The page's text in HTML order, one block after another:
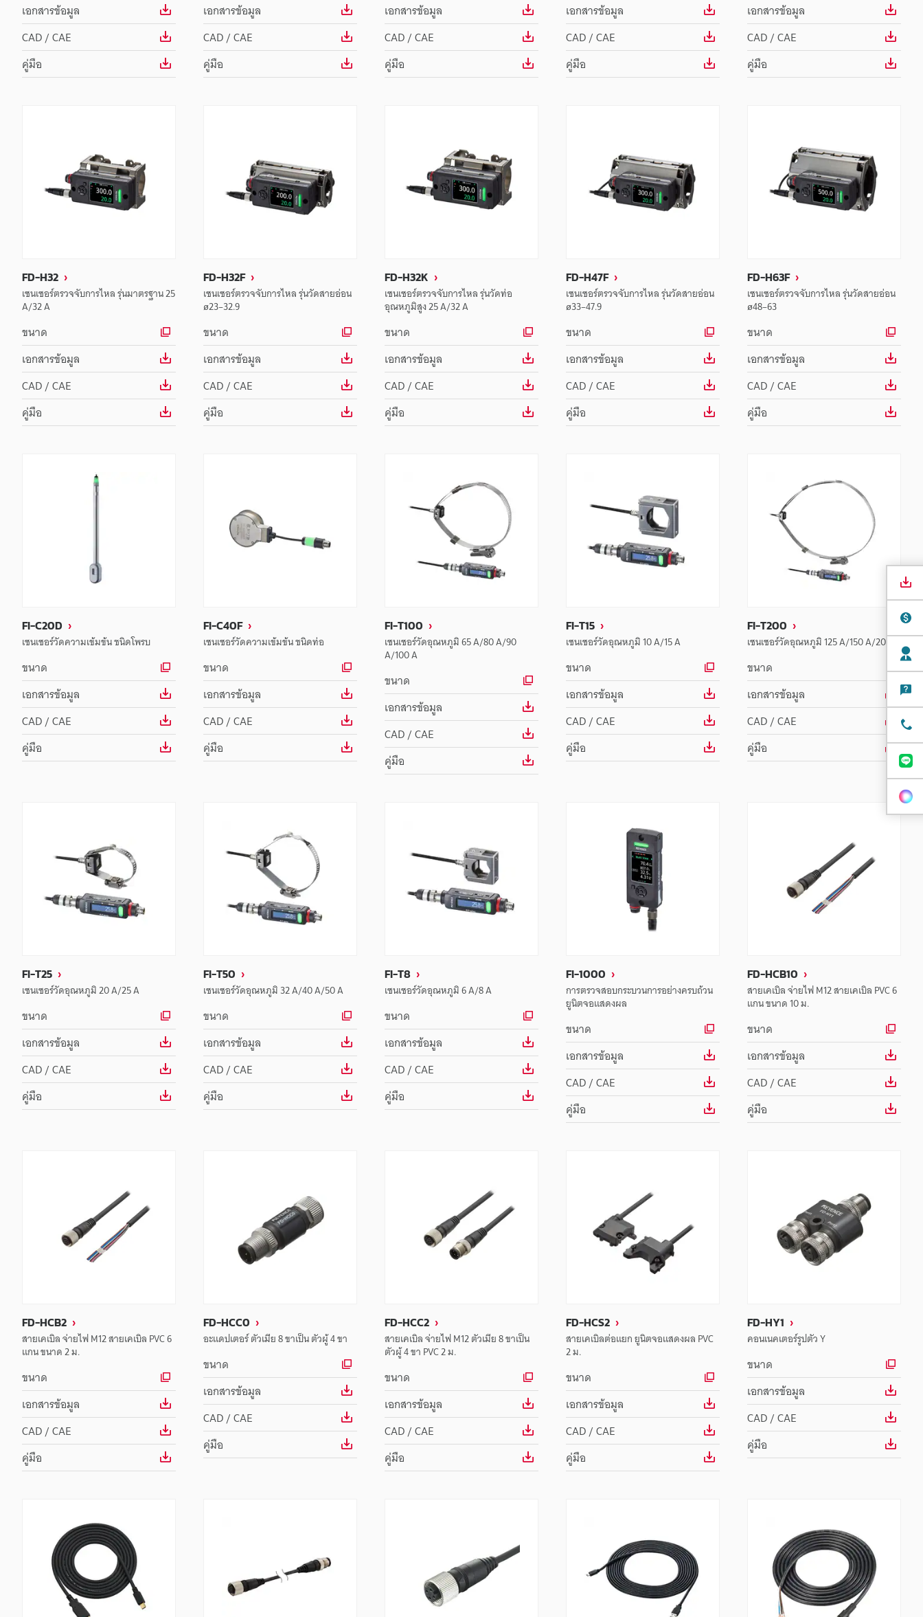
เอกสารข้อมูล
CAD / CAE
คู่มือ
เอกสารข้อมูล
CAD / CAE
คู่มือ
เอกสารข้อมูล
CAD / CAE
คู่มือ
เอกสารข้อมูล
CAD / CAE
คู่มือ
เอกสารข้อมูล
CAD / CAE
คู่มือ
FD-H32
เซนเซอร์ตรวจจับการไหล รุ่นมาตรฐาน 25
A/32 A
ขนาด
เอกสารข้อมูล
CAD / CAE
คู่มือ
FD-H32F
เซนเซอร์ตรวจจับการไหล รุ่นวัดสายอ่อน
ø23–32.9
ขนาด
เอกสารข้อมูล
CAD / CAE
คู่มือ
FD-H32K
เซนเซอร์ตรวจจับการไหล รุ่นวัดท่อ
อุณหภูมิสูง 25 A/32 A
ขนาด
เอกสารข้อมูล
CAD / CAE
คู่มือ
FD-H47F
เซนเซอร์ตรวจจับการไหล รุ่นวัดสายอ่อน
ø33–47.9
ขนาด
เอกสารข้อมูล
CAD / CAE
คู่มือ
FD-H63F
เซนเซอร์ตรวจจับการไหล รุ่นวัดสายอ่อน
ø48–63
ขนาด
เอกสารข้อมูล
CAD / CAE
คู่มือ
FI-C20D
เซนเซอร์วัดความเข้มข้น ชนิดโพรบ
ขนาด
เอกสารข้อมูล
CAD / CAE
คู่มือ
FI-C40F
เซนเซอร์วัดความเข้มข้น ชนิดท่อ
ขนาด
เอกสารข้อมูล
CAD / CAE
คู่มือ
FI-T100
เซนเซอร์วัดอุณหภูมิ 65 A/80 A/90
A/100 A
ขนาด
เอกสารข้อมูล
CAD / CAE
คู่มือ
FI-T15
เซนเซอร์วัดอุณหภูมิ 10 A/15 A
ขนาด
เอกสารข้อมูล
CAD / CAE
คู่มือ
FI-T200
เซนเซอร์วัดอุณหภูมิ 125 A/150 A/200 A
ขนาด
เอกสารข้อมูล
CAD / CAE
คู่มือ
FI-T25
เซนเซอร์วัดอุณหภูมิ 20 A/25 A
ขนาด
เอกสารข้อมูล
CAD / CAE
คู่มือ
FI-T50
เซนเซอร์วัดอุณหภูมิ 32 A/40 A/50 A
ขนาด
เอกสารข้อมูล
CAD / CAE
คู่มือ
FI-T8
เซนเซอร์วัดอุณหภูมิ 6 A/8 A
ขนาด
เอกสารข้อมูล
CAD / CAE
คู่มือ
FI-1000
การตรวจสอบกระบวนการอย่างครบถ้วน
ยูนิตจอแสดงผล
ขนาด
เอกสารข้อมูล
CAD / CAE
คู่มือ
FD-HCB10
สายเคเบิล จ่ายไฟ M12 สายเคเบิล PVC 6
แกน ขนาด 10 ม.
ขนาด
เอกสารข้อมูล
CAD / CAE
คู่มือ
FD-HCB2
สายเคเบิล จ่ายไฟ M12 สายเคเบิล PVC 6
แกน ขนาด 2 ม.
ขนาด
เอกสารข้อมูล
CAD / CAE
คู่มือ
FD-HCC0
อะแดปเตอร์ ตัวเมีย 8 ขาเป็น ตัวผู้ 4 ขา
ขนาด
เอกสารข้อมูล
CAD / CAE
คู่มือ
FD-HCC2
สายเคเบิล จ่ายไฟ M12 ตัวเมีย 8 ขาเป็น
ตัวผู้ 4 ขา PVC 2 ม.
ขนาด
เอกสารข้อมูล
CAD / CAE
คู่มือ
FD-HCS2
สายเคเบิลต่อแยก ยูนิตจอแสดงผล PVC
2 ม.
ขนาด
เอกสารข้อมูล
CAD / CAE
คู่มือ
FD-HY1
คอนเนคเตอร์รูปตัว Y
ขนาด
เอกสารข้อมูล
CAD / CAE
คู่มือ